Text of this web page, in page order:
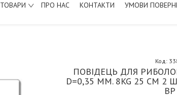
ТОВАРИ ПРО НАС КОНТАКТИ УМОВИ
ПОВІДЕЦЬ ДЛЯ
D=0,35 ММ. 8KG 25 СМ 2
BP
Код: